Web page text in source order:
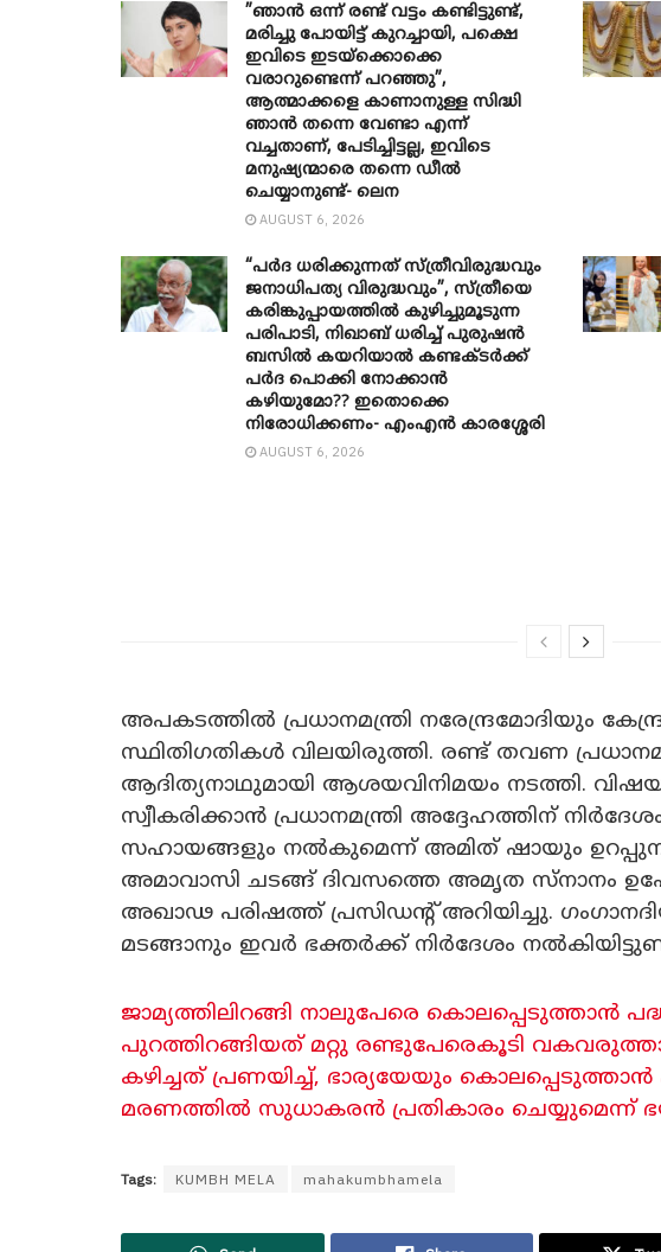
”ഞാന്‍ ഒന്ന് രണ്ട് വട്ടം കണ്ടിട്ടുണ്ട്,
മരിച്ചു പോയിട്ട് കുറച്ചായി, പക്ഷെ
ഇവിടെ ഇടയ്‌ക്കൊക്കെ
വരാറുണ്ടെന്ന് പറഞ്ഞു”,
ആത്മാക്കളെ കാണാനുള്ള സിദ്ധി
ഞാന്‍ തന്നെ വേണ്ടാ എന്ന്
വച്ചതാണ്, പേടിച്ചിട്ടല്ല, ഇവിടെ
മനുഷ്യന്മാരെ തന്നെ ഡീല്‍
ചെയ്യാനുണ്ട്- ലെന
AUGUST 6, 2026
“പർദ ധരിക്കുന്നത് സ്ത്രീവിരുദ്ധവും
ജനാധിപത്യ വിരുദ്ധവും”, സ്ത്രീയെ
കരിങ്കുപ്പായത്തിൽ കുഴിച്ചുമൂടുന്ന
പരിപാടി, നിഖാബ് ധരിച്ച് പുരുഷൻ
ബസിൽ കയറിയാൽ കണ്ടക്ടർക്ക്
പർദ പൊക്കി നോക്കാന്‍
കഴിയുമോ?? ഇതൊക്കെ
നിരോധിക്കണം- എംഎന്‍ കാരശ്ശേരി
AUGUST 6, 2026
അപകടത്തിൽ പ്രധാനമന്ത്രി നരേന്ദ്രമോദിയും
സ്ഥിതിഗതികൾ വിലയിരുത്തി. രണ്ട് തവണ
ആദിത്യനാഥുമായി ആശയവിനിമയം നടത്തി.
സ്വീകരിക്കാൻ പ്രധാനമന്ത്രി അദ്ദേഹത്തിന്
സഹായങ്ങളും നൽകുമെന്ന് അമിത് ഷായും
അമാവാസി ​ചടങ്ങ് ദിവസത്തെ അമൃത സ്നാനം
അഖാഢ പരിഷത്ത് പ്രസിഡന്റ് അറിയിച്ചു.
മടങ്ങാനും ഇവർ ഭക്തർക്ക് നിർദേശം
ജാമ്യത്തിലിറങ്ങി നാലുപേരെ കൊലപ്പെടുത്താൻ
പുറത്തിറങ്ങിയത് മറ്റു രണ്ടുപേരെകൂടി
കഴിച്ചത് പ്രണയിച്ച്, ഭാര്യയേയും കൊലപ്പെടുത്താൻ
മരണത്തിൽ സുധാകരൻ പ്രതികാരം ചെയ്യുമെന്ന്
Tags: KUMBH MELA mahakumbhamela